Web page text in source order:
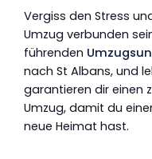
Vergiss den Stress
Umzug verbunden
führenden
nach St Albans, und
garantieren dir einen
Umzug, damit du
neue Heimat hast.